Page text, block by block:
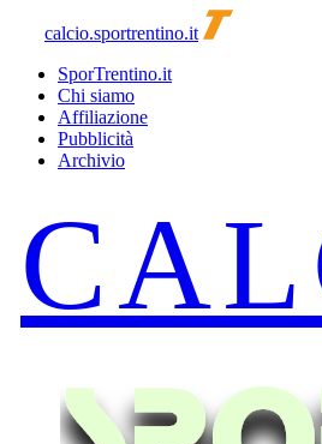
calcio.sportrentino.it
SporTrentino.it
Chi siamo
Affiliazione
Pubblicità
Archivio